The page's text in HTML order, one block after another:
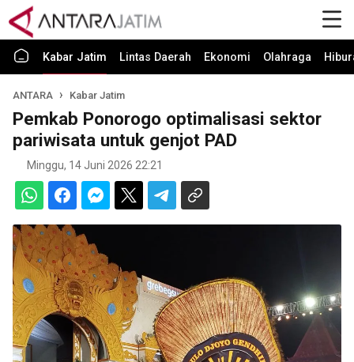
Kabar Jatim Lintas Daerah Ekonomi Olahraga
ANTARA Kabar Jatim
Pemkab Ponorogo optimalisasi sektor
pariwisata untuk genjot PAD
Minggu, 14 Juni 2026 22:21